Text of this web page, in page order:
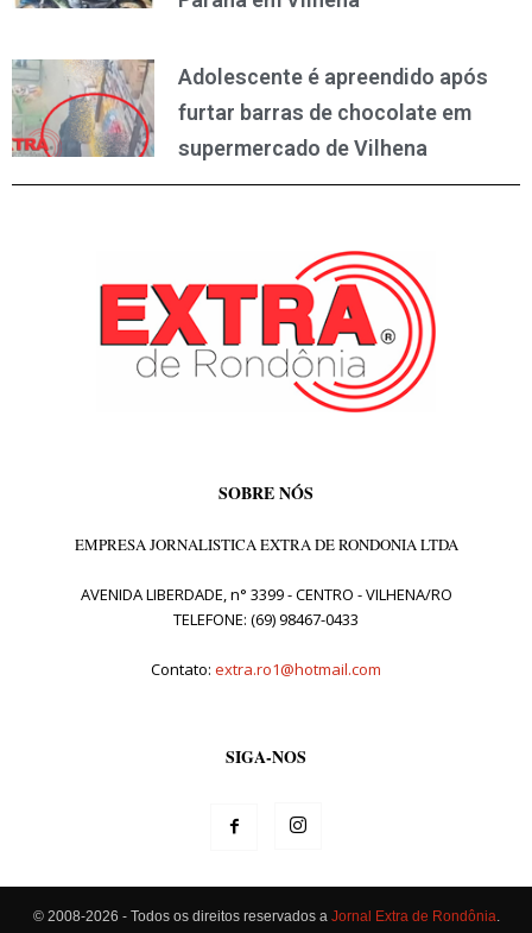
Adolescente é apreendido após
furtar barras de chocolate em
supermercado de Vilhena
SOBRE NÓS
EMPRESA JORNALISTICA EXTRA DE RONDONIA LTDA
AVENIDA LIBERDADE, n° 3399 - CENTRO - VILHENA/RO
TELEFONE: (69) 98467-0433
Contato: extra.ro1@hotmail.com
SIGA-NOS
© 2008-2026 - Todos os direitos reservados a Jornal Extra de Rondônia.